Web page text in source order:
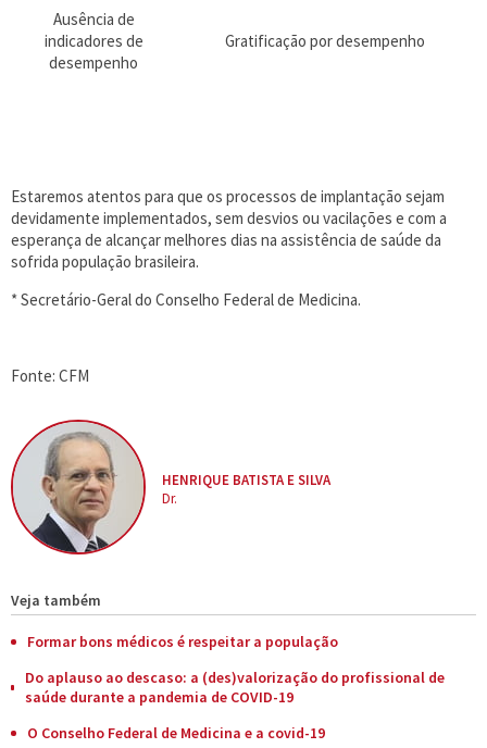
HENRIQUE BATISTA E SILVA
Dr.
Ausência de
indicadores de
desempenho
Gratificação por desempenho
Estaremos atentos para que os processos de implantação sejam
devidamente implementados, sem desvios ou vacilações e com a
esperança de alcançar melhores dias na assistência de saúde da
sofrida população brasileira.
* Secretário-Geral do Conselho Federal de Medicina.
Fonte: CFM
Veja também
Formar bons médicos é respeitar a população
Do aplauso ao descaso: a (des)valorização do profissional de
saúde durante a pandemia de COVID-19
O Conselho Federal de Medicina e a covid-19